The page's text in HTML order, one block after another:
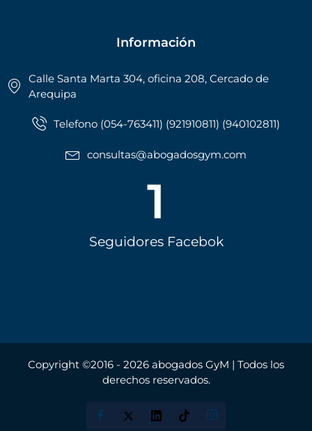
Información
Calle Santa Marta 304, oficina 208, Cercado de
Arequipa
Telefono (054-763411) (921910811) (940102811)
consultas@abogadosgym.com
Seguidores Facebok
1
Copyright ©2016 - 2026 abogados GyM | Todos los
derechos reservados.